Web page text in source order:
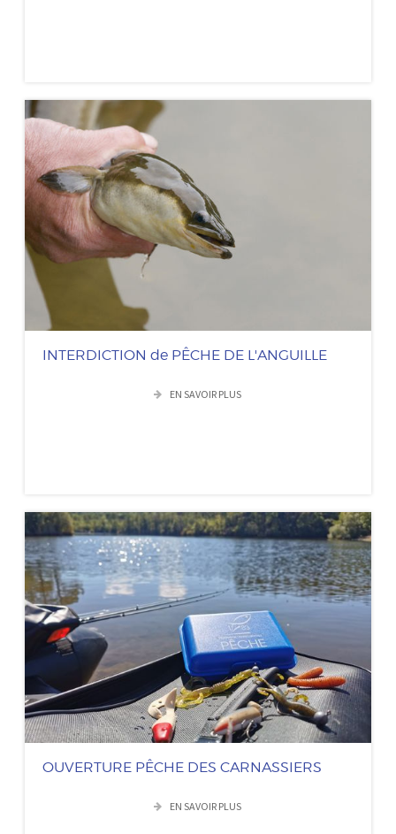
INTERDICTION de PÊCHE DE L'ANGUILLE
EN SAVOIR PLUS
OUVERTURE PÊCHE DES CARNASSIERS
EN SAVOIR PLUS